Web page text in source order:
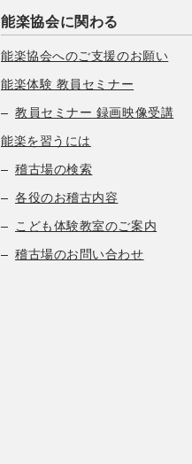
能楽協会に関わる
能楽協会へのご支援のお願い
能楽体験 教員セミナー
教員セミナー 録画映像受講
能楽を習うには
稽古場の検索
各役のお稽古内容
こども体験教室のご案内
稽古場のお問い合わせ